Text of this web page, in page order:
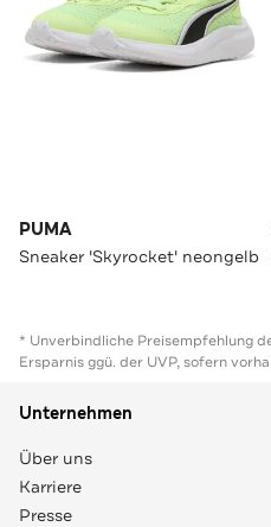
PUMA
Sneaker 'Skyrocket' neongelb
* Unverbindliche Preisempfehlung
Ersparnis ggü. der UVP, sofern
Unternehmen
Über uns
Karriere
Presse